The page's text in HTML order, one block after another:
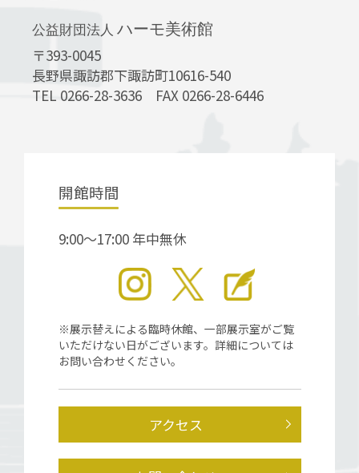
公益財団法人 ハーモ美術館
〒393-0045
長野県諏訪郡下諏訪町10616-540
TEL 0266-28-3636 FAX 0266-28-6446
開館時間
9:00～17:00 年中無休
※展示替えによる臨時休館、一部展示室がご覧
いただけない日がございます。詳細については
お問い合わせください。
アクセス